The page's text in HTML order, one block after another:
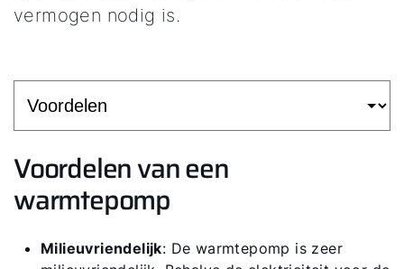
vermogen nodig is.
Voordelen van een
warmtepomp
Milieuvriendelijk: De warmtepomp is zeer